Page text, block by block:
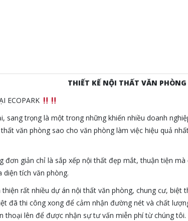
THIẾT KẾ NỘI THẤT VĂN PHÒNG
ECOPARK
sang trọng là một trong những khiến nhiều doanh
văn phòng sao cho văn phòng làm việc hiệu quả
đơn giản chỉ là sắp xếp nội thất đẹp mắt, thuận tiện
tích văn phòng.
rất nhiều dự án nội thất văn phòng, chung cư, biệt
đã thi công xong để cảm nhận đường nét và chất
thoại lên để được nhận sự tư vấn miễn phí từ chúng tôi.